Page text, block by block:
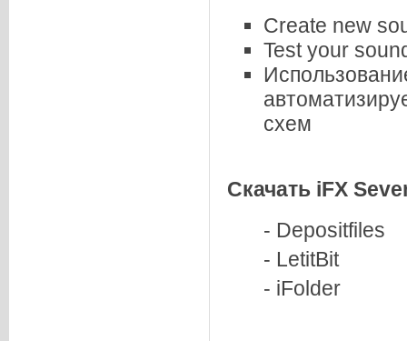
Create new
Test your
схем
Скачать iFX
- Depositfiles
- LetitBit
- iFolder